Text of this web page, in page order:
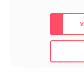
предлагаем
также
проведенных